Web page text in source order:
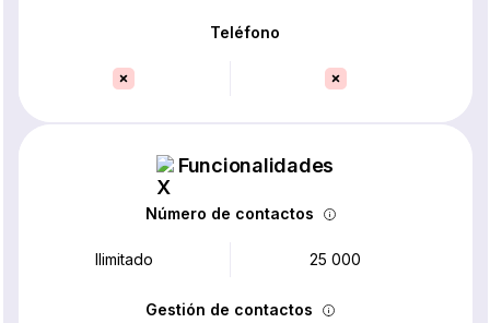
Teléfono
Funcionalidades
Número de contactos
Ilimitado 25 000
Gestión de contactos